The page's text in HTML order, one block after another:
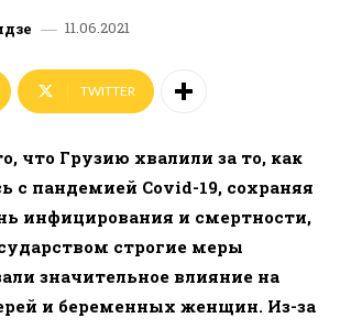
11.06.2021
TWITTER
что Грузию хвалили за то, как
с пандемией Covid-19, сохраняя
инфицирования и смертности,
строгие меры
значительное влияние на
и беременных женщин. Из-за